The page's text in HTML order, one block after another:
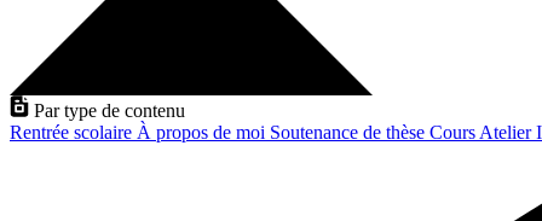
Par type de contenu
Rentrée scolaire À propos de moi Soutenance de thèse Cours Atelier